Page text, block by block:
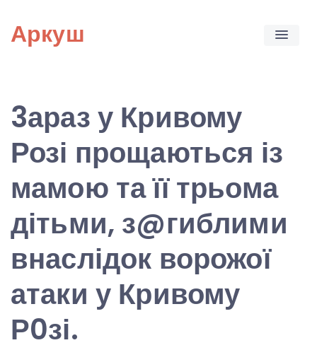
content
Аркуш
3араз у Кривому
Розі прощаються із
мамою та її трьома
дітьми, з@гиблими
внаслідок ворожої
атаки у Кривому
Р0зі.